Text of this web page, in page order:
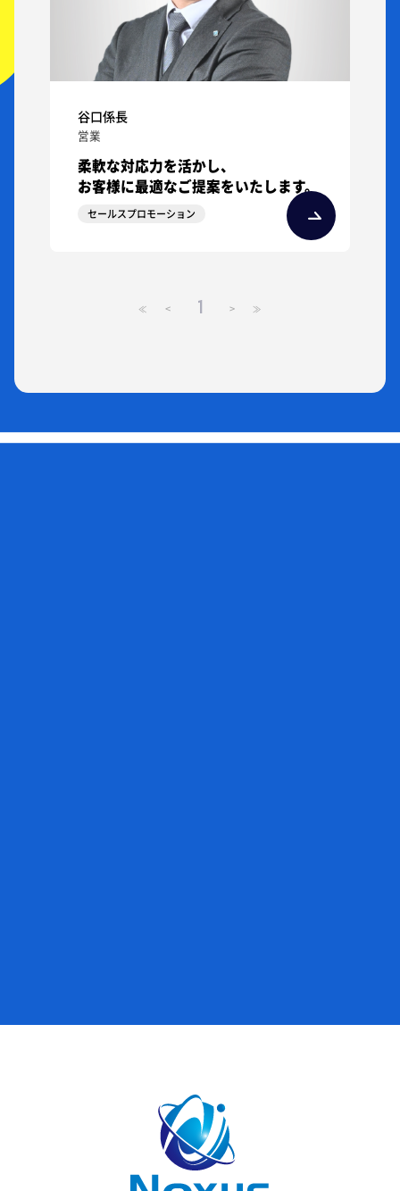
谷口係長
営業
柔軟な対応力を活かし、
お客様に最適なご提案をいたします。
セールスプロモーション
≪ < 1 > ≫